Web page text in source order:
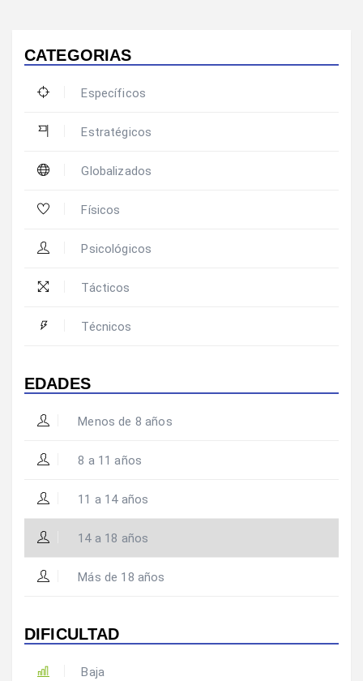
CATEGORIAS
Específicos
Estratégicos
Globalizados
Físicos
Psicológicos
Tácticos
Técnicos
EDADES
Menos de 8 años
8 a 11 años
11 a 14 años
14 a 18 años
Más de 18 años
DIFICULTAD
Baja